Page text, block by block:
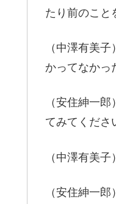
たり前のこ
（中澤有美
かってなかっ
（安住紳一
てみてくださ
（中澤有美子
（安住紳一